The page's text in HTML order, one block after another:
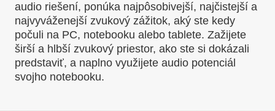
audio riešení, ponúka najpôsobivejší, najčistejší a
najvyváženejší zvukový zážitok, aký ste kedy
počuli na PC, notebooku alebo tablete. Zažijete
širší a hlbší zvukový priestor, ako ste si dokázali
predstaviť, a naplno využijete audio potenciál
svojho notebooku.